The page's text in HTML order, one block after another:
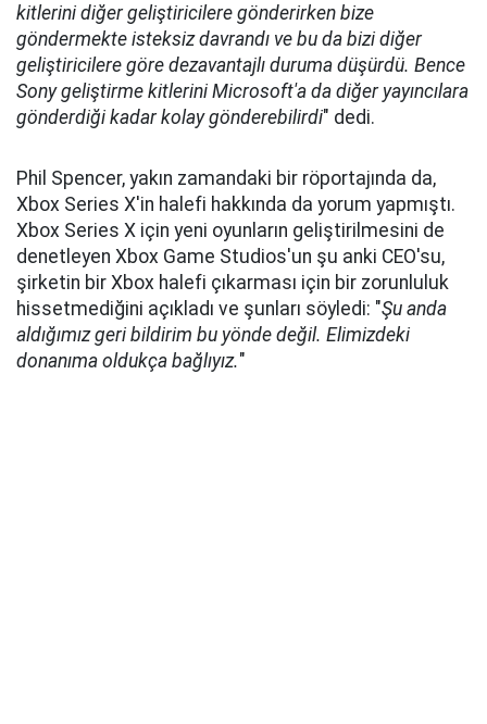
kitlerini diğer geliştiricilere gönderirken bize
göndermekte isteksiz davrandı ve bu da bizi diğer
geliştiricilere göre dezavantajlı duruma düşürdü. Bence
Sony geliştirme kitlerini Microsoft'a da diğer yayıncılara
gönderdiği kadar kolay gönderebilirdi" dedi.
Phil Spencer, yakın zamandaki bir röportajında da,
Xbox Series X'in halefi hakkında da yorum yapmıştı.
Xbox Series X için yeni oyunların geliştirilmesini de
denetleyen Xbox Game Studios'un şu anki CEO'su,
şirketin bir Xbox halefi çıkarması için bir zorunluluk
hissetmediğini açıkladı ve şunları söyledi: "Şu anda
aldığımız geri bildirim bu yönde değil. Elimizdeki
donanıma oldukça bağlıyız."